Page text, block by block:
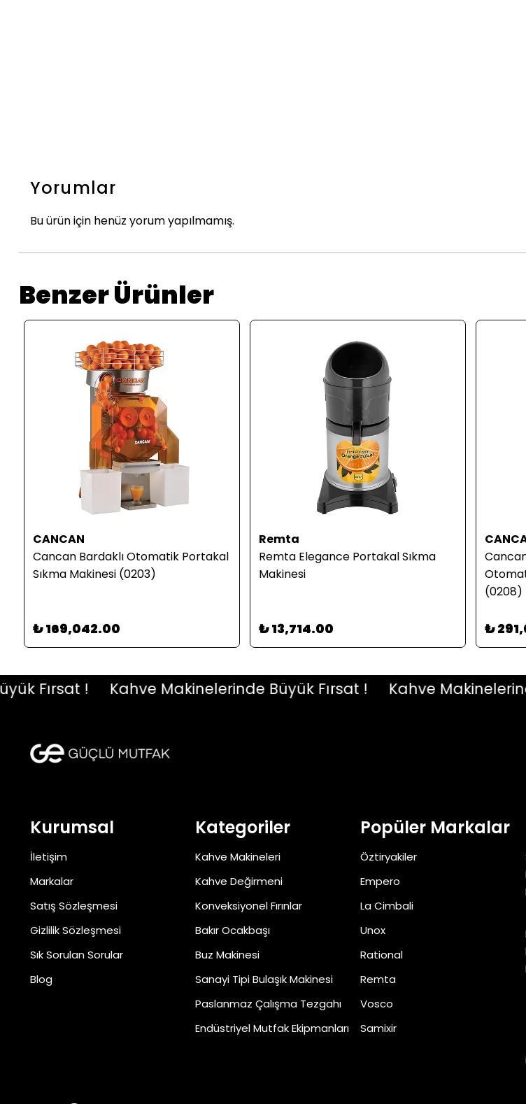
Yorumlar
Bu ürün için henüz yorum yapılmamış.
Benzer Ürünler
CANCAN
Cancan Bardaklı Otomatik Portakal
Sıkma Makinesi (0203)
₺ 169,042.00
Remta
Remta Elegance Portakal Sıkma
Makinesi
₺ 13,714.00
(0208)
₺
Fırsat ! Kahve Makinelerinde Büyük Fırsat ! Kahve Makinelerinde
Kurumsal
İletişim
Markalar
Satış Sözleşmesi
Gizlilik Sözleşmesi
Sık Sorulan Sorular
Blog
Kategoriler
Kahve Makineleri
Kahve Değirmeni
Konveksiyonel Fırınlar
Bakır Ocakbaşı
Buz Makinesi
Sanayi Tipi Bulaşık Makinesi
Paslanmaz Çalışma Tezgahı
Endüstriyel Mutfak Ekipmanları
Popüler Markalar
Öztiryakiler
Empero
La Cimbali
Unox
Rational
Remta
Vosco
Samixir